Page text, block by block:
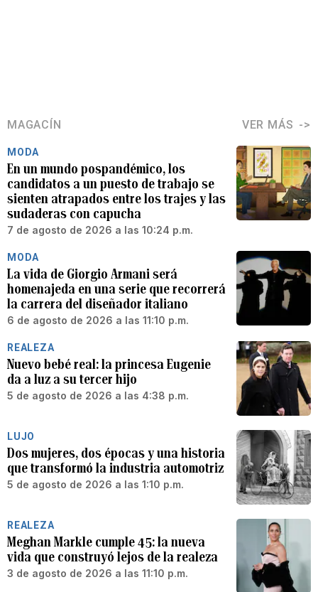
MAGACÍN VER MÁS
MODA
En un mundo pospandémico, los
candidatos a un puesto de trabajo se
sienten atrapados entre los trajes y las
sudaderas con capucha
7 de agosto de 2026 a las 10:24 p.m.
MODA
La vida de Giorgio Armani será
homenajeda en una serie que recorrerá
la carrera del diseñador italiano
6 de agosto de 2026 a las 11:10 p.m.
REALEZA
Nuevo bebé real: la princesa Eugenie
da a luz a su tercer hijo
5 de agosto de 2026 a las 4:38 p.m.
LUJO
Dos mujeres, dos épocas y una historia
que transformó la industria automotriz
5 de agosto de 2026 a las 1:10 p.m.
REALEZA
Meghan Markle cumple 45: la nueva
vida que construyó lejos de la realeza
3 de agosto de 2026 a las 11:10 p.m.